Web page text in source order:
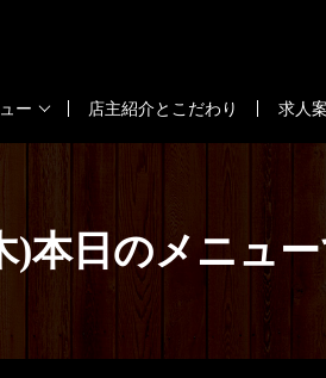
ー 店主紹介とこだわり 求人
)本日のメニュー